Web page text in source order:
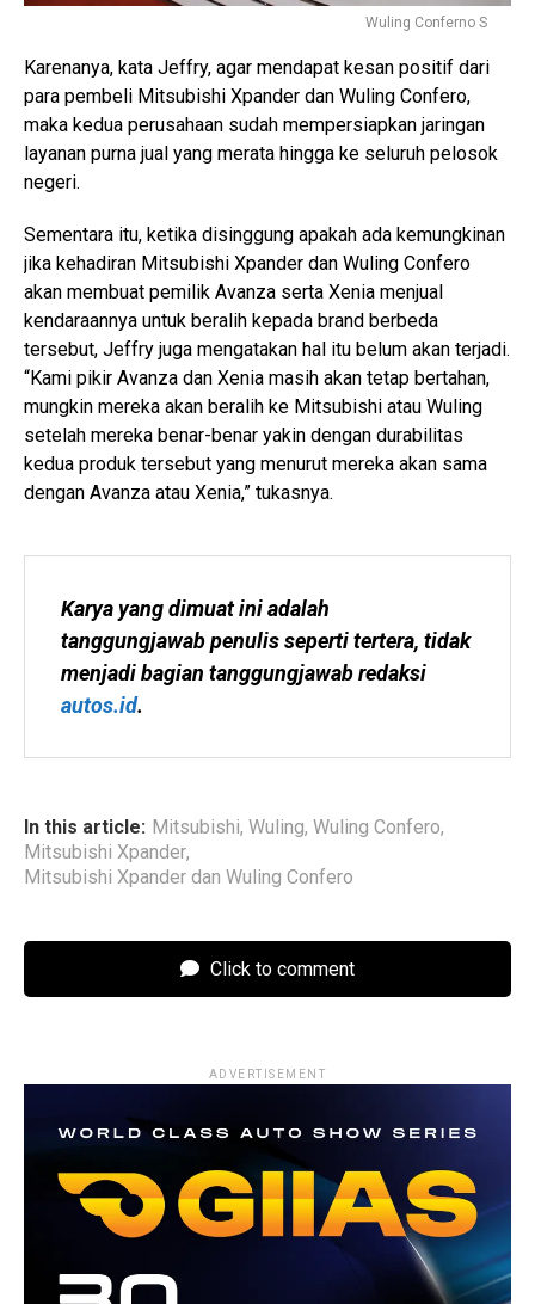
Wuling Conferno S
Karenanya, kata Jeffry, agar mendapat kesan positif dari
para pembeli Mitsubishi Xpander dan Wuling Confero,
maka kedua perusahaan sudah mempersiapkan jaringan
layanan purna jual yang merata hingga ke seluruh pelosok
negeri.
Sementara itu, ketika disinggung apakah ada kemungkinan
jika kehadiran Mitsubishi Xpander dan Wuling Confero
akan membuat pemilik Avanza serta Xenia menjual
kendaraannya untuk beralih kepada brand berbeda
tersebut, Jeffry juga mengatakan hal itu belum akan terjadi.
“Kami pikir Avanza dan Xenia masih akan tetap bertahan,
mungkin mereka akan beralih ke Mitsubishi atau Wuling
setelah mereka benar-benar yakin dengan durabilitas
kedua produk tersebut yang menurut mereka akan sama
dengan Avanza atau Xenia,” tukasnya.
Karya yang dimuat ini adalah
tanggungjawab penulis seperti tertera, tidak
autos.id.
In this article: Mitsubishi, Wuling, Wuling Confero,
Mitsubishi Xpander,
Mitsubishi Xpander dan Wuling Confero
Click to comment
ADVERTISEMENT